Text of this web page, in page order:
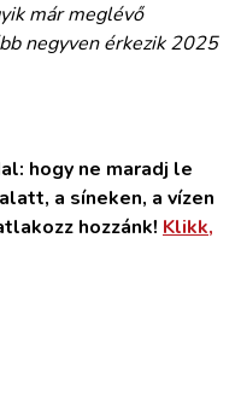
már meglévő
negyven érkezik 2025
hogy ne maradj le
a síneken, a vízen
hozzánk! Klikk,